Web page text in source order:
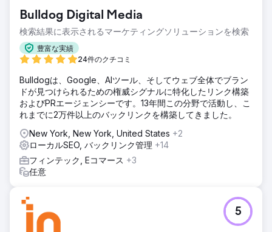
Bulldog Digital Media
検索結果に表示されるマーケティングソリューションを検索
豊富な実績
24件のクチコミ
Bulldogは、Google、AIツール、そしてウェブ全体でブラン
ドが見つけられるための権威シグナルに特化したリンク構築
およびPRエージェンシーです。13年間この分野で活動し、こ
れまでに2万件以上のバックリンクを構築してきました。
New York, New York, United States +2
ローカルSEO, バックリンク管理 +14
フィンテック, Eコマース +3
任意
5